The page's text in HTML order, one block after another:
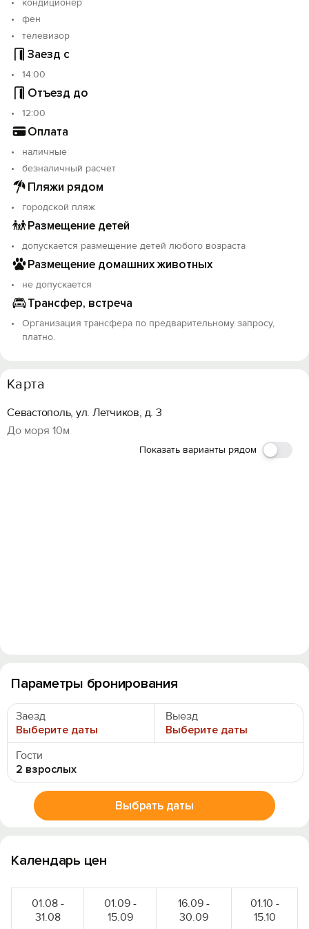
Параметры бронирования
Заезд
Выберите даты
Выезд
Выберите даты
Гости
2 взрослых
Выбрать даты
кондиционер
фен
телевизор
Заезд с
14:00
Отъезд до
12:00
Оплата
наличные
безналичный расчет
Пляжи рядом
городской пляж
Размещение детей
допускается размещение детей любого возраста
Размещение домашних животных
не допускается
Трансфер, встреча
Организация трансфера по предварительному запросу,
платно.
Карта
Севастополь, ул. Летчиков, д. 3
До моря 10м
Показать варианты рядом
Календарь цен
01.08 -
31.08
01.09 -
15.09
16.09 -
30.09
01.10 -
15.10